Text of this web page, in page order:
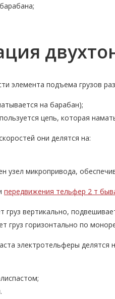
элемента подъема грузов
на барабан);
цепь, которая
они делятся на:
узел микропривода,
передвижения тельфер 2 т
груз вертикально,
груз горизонтально по
электротельферы делятся